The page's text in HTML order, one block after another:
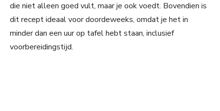
die niet alleen goed vult, maar je ook voedt. Bovendien is
dit recept ideaal voor doordeweeks, omdat je het in
minder dan een uur op tafel hebt staan, inclusief
voorbereidingstijd.